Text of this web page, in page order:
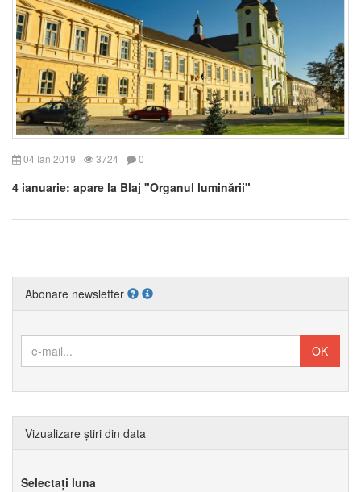
04 Ian 2019 3724 0
4 ianuarie: apare la Blaj "Organul luminării"
Abonare newsletter
Vizualizare știri din data
Selectați luna